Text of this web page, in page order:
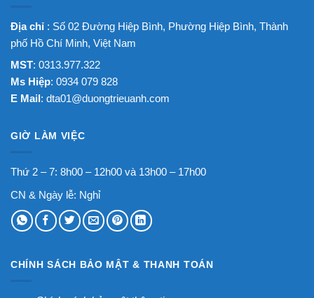
Địa chỉ : Số 02 Đường Hiệp Bình, Phường Hiệp Bình, Thành
phố Hồ Chí Minh, Việt Nam
MST: 0313.977.322
Ms Hiệp: 0934 079 828
E Mail: dta01@duongtrieuanh.com
GIỜ LÀM VIỆC
Thứ 2 – 7: 8h00 – 12h00 và 13h00 – 17h00
CN & Ngày lễ: Nghỉ
CHÍNH SÁCH BẢO MẬT & THANH TOÁN